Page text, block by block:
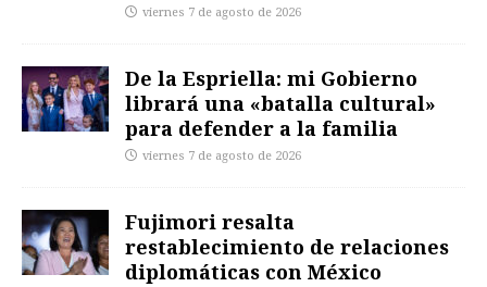
viernes 7 de agosto de 2026
De la Espriella: mi Gobierno
librará una «batalla cultural»
para defender a la familia
viernes 7 de agosto de 2026
Fujimori resalta
restablecimiento de relaciones
diplomáticas con México